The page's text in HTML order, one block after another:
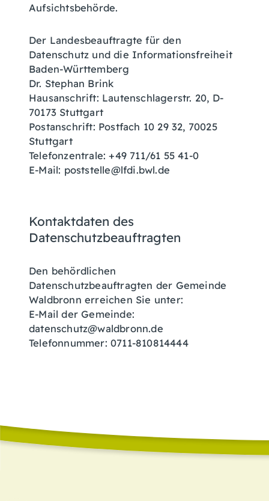
Aufsichtsbehörde.
Der Landesbeauftragte für den
Datenschutz und die Informationsfreiheit
Baden-Württemberg
Dr. Stephan Brink
Hausanschrift: Lautenschlagerstr. 20, D-
70173 Stuttgart
Postanschrift: Postfach 10 29 32, 70025
Stuttgart
Telefonzentrale: +49 711/61 55 41-0
E-Mail: poststelle@lfdi.bwl.de
Kontaktdaten des
Datenschutzbeauftragten
Den behördlichen
Datenschutzbeauftragten der Gemeinde
Waldbronn erreichen Sie unter:
E-Mail der Gemeinde:
datenschutz@waldbronn.de
Telefonnummer: 0711-810814444